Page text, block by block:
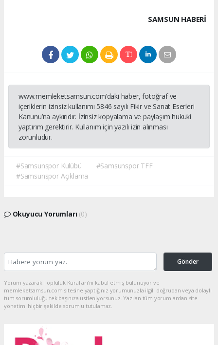
SAMSUN HABERİ
www.memleketsamsun.com’daki haber, fotoğraf ve
içeriklerin izinsiz kullanımı 5846 sayılı Fikir ve Sanat Eserleri
Kanunu’na aykırıdır. İzinsiz kopyalama ve paylaşım hukuki
yaptırım gerektirir. Kullanım için yazılı izin alınması
zorunludur.
#Samsunspor Kulübü
#Samsunspor TFF
#Samsunspor Açıklama
Okuyucu Yorumları (0)
Gönder
Yorum yazarak Topluluk Kuralları’nı kabul etmiş bulunuyor ve
memleketsamsun.com sitesine yaptığınız yorumunuzla ilgili doğrudan veya dolaylı
tüm sorumluluğu tek başınıza üstleniyorsunuz. Yazılan tüm yorumlardan site
yönetimi hiçbir şekilde sorumlu tutulamaz.